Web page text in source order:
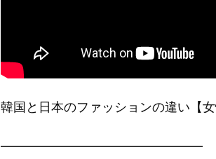
韓国と日本のファッションの違い【
━━━━━━━━━━━━━━━━